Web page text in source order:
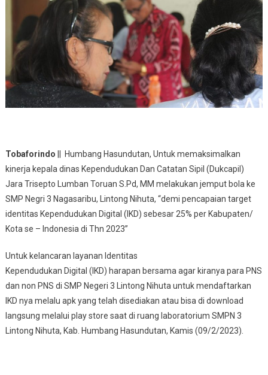
Tobaforindo || Humbang Hasundutan, Untuk memaksimalkan
kinerja kepala dinas Kependudukan Dan Catatan Sipil (Dukcapil)
Jara Trisepto Lumban Toruan S.Pd, MM melakukan jemput bola ke
SMP Negri 3 Nagasaribu, Lintong Nihuta, “demi pencapaian target
identitas Kependudukan Digital (IKD) sebesar 25% per Kabupaten/
Kota se – Indonesia di Thn 2023”
Untuk kelancaran layanan Identitas
Kependudukan Digital (IKD) harapan bersama agar kiranya para PNS
dan non PNS di SMP Negeri 3 Lintong Nihuta untuk mendaftarkan
IKD nya melalu apk yang telah disediakan atau bisa di download
langsung melalui play store saat di ruang laboratorium SMPN 3
Lintong Nihuta, Kab. Humbang Hasundutan, Kamis (09/2/2023).